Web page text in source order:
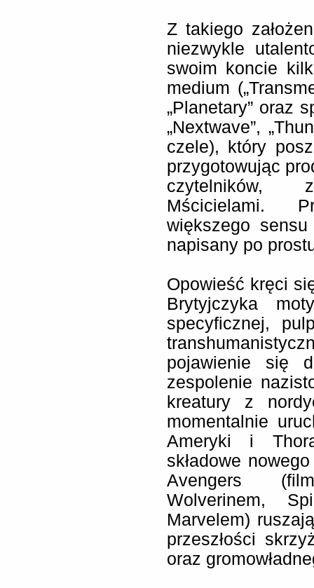
Z takiego
niezwykle
swoim koncie
medium
„Planetary” oraz
„Nextwave”,
czele), który
przygotowując
czytelników,
Mścicielami.
większego
napisany po
Opowieść kręci
Brytyjczyka
specyficznej,
pojawienie się
zespolenie
kreatury z
momentalnie
Ameryki i
składowe
Avengers
Wolverinem,
Marvelem)
przeszłości
oraz